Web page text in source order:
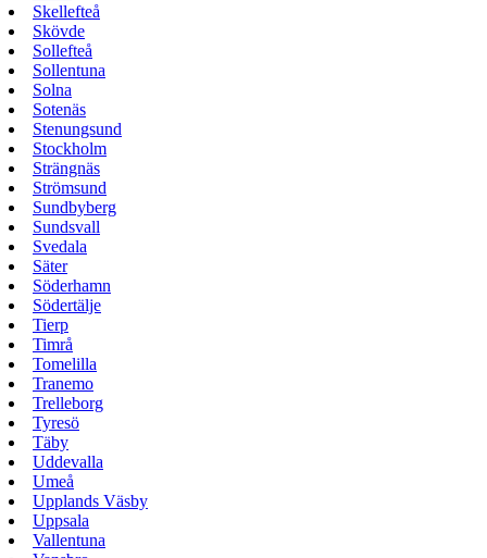
Skellefteå
Skövde
Sollefteå
Sollentuna
Solna
Sotenäs
Stenungsund
Stockholm
Strängnäs
Strömsund
Sundbyberg
Sundsvall
Svedala
Säter
Söderhamn
Södertälje
Tierp
Timrå
Tomelilla
Tranemo
Trelleborg
Tyresö
Täby
Uddevalla
Umeå
Upplands Väsby
Uppsala
Vallentuna